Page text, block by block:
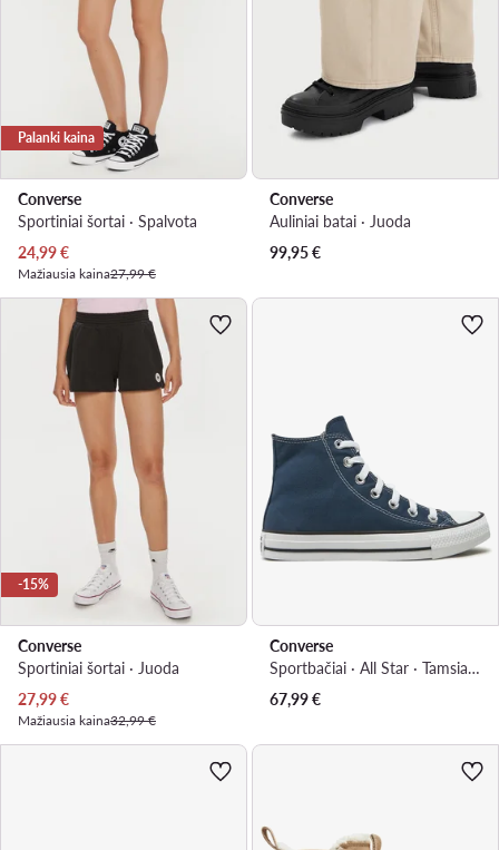
Palanki kaina
Converse
Sportiniai šortai · Spalvota
Dabartinė kaina
24,99€
Mažiausia kaina27,99 €
Converse
Auliniai batai · Juoda
99,95€
-15%
Converse
Sportiniai šortai · Juoda
Dabartinė kaina
27,99€
Mažiausia kaina32,99 €
Converse
Sportbačiai · All Star · Tamsiai mėlyna
67,99€